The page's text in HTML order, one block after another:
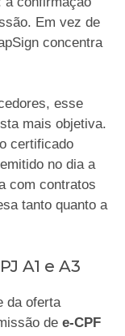
Em vez de
concentra
esse
mais objetiva.
certificado
no dia a
com contratos
tanto quanto a
A1 e A3
da oferta
de e-CPF